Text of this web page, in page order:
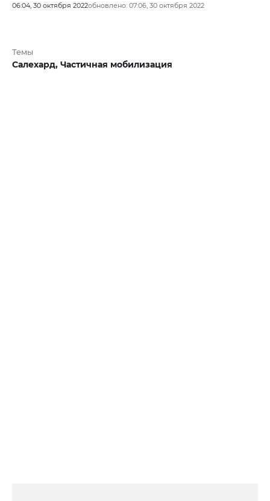
06:04, 30 октября 2022обновлено: 07:06, 30 октября 2022
Темы
Салехард, Частичная мобилизация